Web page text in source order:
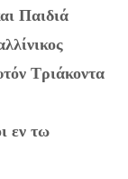
Παιδιά
Τριάκοντα
εν τω